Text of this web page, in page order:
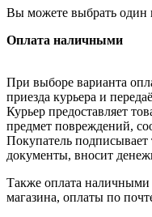
Вы можете выбрать один
Оплата наличными
При выборе варианта
приезда курьера и
Курьер предоставляет
предмет повреждений,
Покупатель подписывает
документы, вносит
Также оплата наличными
магазина, оплаты по